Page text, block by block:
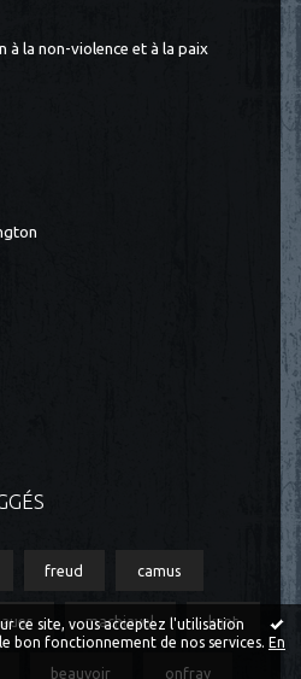
ce site, vous acceptez l'utilisation
bon fonctionnement de nos services. En
à la non-violence et à la paix
freud camus
machiavel kant
beauvoir onfray